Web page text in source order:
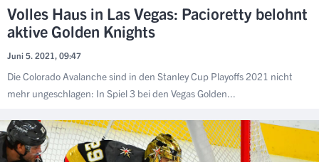
Volles Haus in Las Vegas: Pacioretty belohnt
aktive Golden Knights
Juni 5. 2021, 09:47
Die Colorado Avalanche sind in den Stanley Cup Playoffs 2021 nicht
mehr ungeschlagen: In Spiel 3 bei den Vegas Golden...